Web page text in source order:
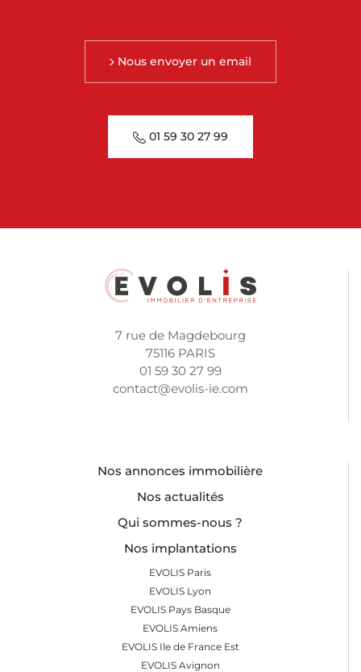
Nous envoyer un email
01 59 30 27 99
7 rue de Magdebourg
75116 PARIS
01 59 30 27 99
contact@evolis-ie.com
Nos annonces immobilière
Nos actualités
Qui sommes-nous ?
Nos implantations
EVOLIS Paris
EVOLIS Lyon
EVOLIS Pays Basque
EVOLIS Amiens
EVOLIS Ile de France Est
EVOLIS Avignon